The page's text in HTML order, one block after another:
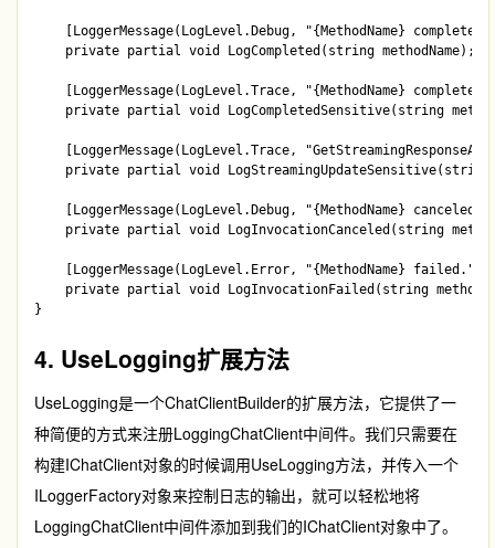
[LoggerMessage(LogLevel.Debug, "{MethodName}
    private partial void LogCompleted(string methodName);
[LoggerMessage(LogLevel.Trace, "{MethodName}
private partial void LogCompletedSensitive(string
[LoggerMessage(LogLevel.Trace,
private partial void
[LoggerMessage(LogLevel.Debug, "{MethodName}
private partial void LogInvocationCanceled(string
    [LoggerMessage(LogLevel.Error, "{MethodName} failed.")]
private partial void LogInvocationFailed(string
4. UseLogging扩展方法
UseLogging是一个ChatClientBuilder的扩展方法，它提供了一
种简便的方式来注册LoggingChatClient中间件。我们只需要在
构建IChatClient对象的时候调用UseLogging方法，并传入一个
ILoggerFactory对象来控制日志的输出，就可以轻松地将
LoggingChatClient中间件添加到我们的IChatClient对象中了。